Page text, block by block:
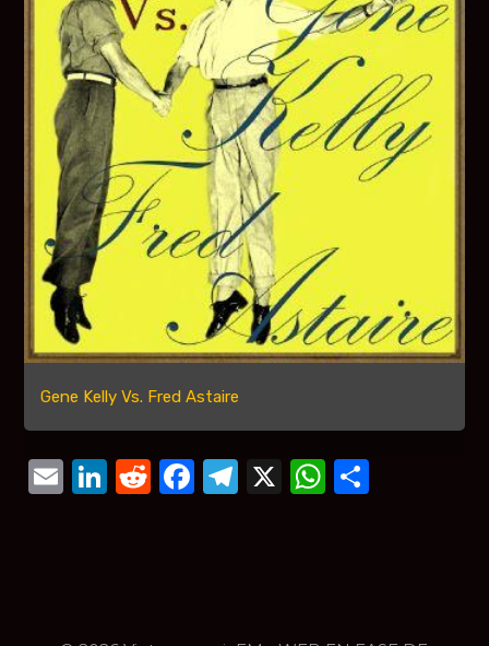
Gene Kelly Vs. Fred Astaire
Email
LinkedIn
Reddit
Facebook
Telegram
X